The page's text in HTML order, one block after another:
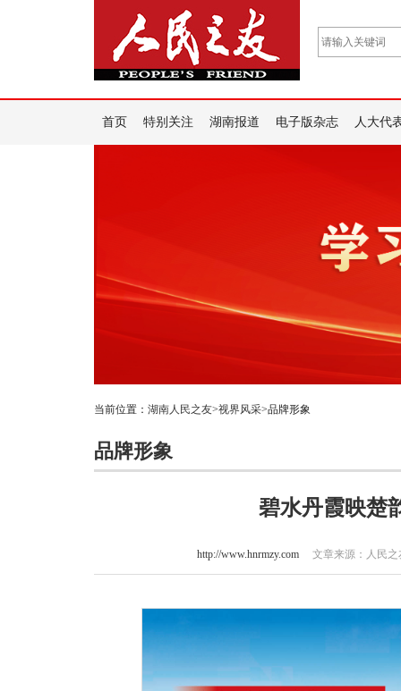
首页 特别关注 湖南报道 电子版杂志 人大代
当前位置： 湖南人民之友>视界风采>品牌形象
品牌形象
碧水丹霞映楚
http://www.hnrmzy.com 文章来源：人民